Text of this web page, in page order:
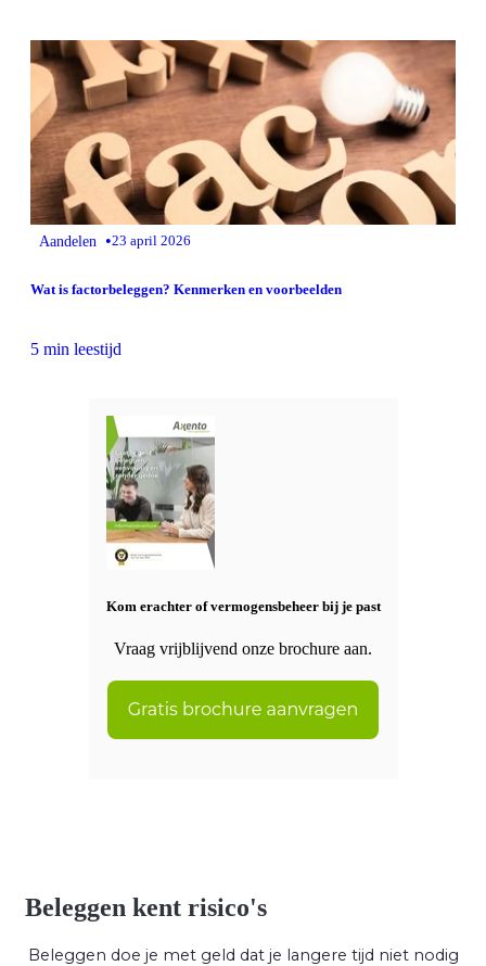
Aandelen •23 april 2026
Wat is factorbeleggen? Kenmerken en voorbeelden
5 min leestijd
Kom erachter of vermogensbeheer bij je past
Vraag vrijblijvend onze brochure aan.
Beleggen kent risico's
Beleggen doe je met geld dat je langere tijd niet nodig